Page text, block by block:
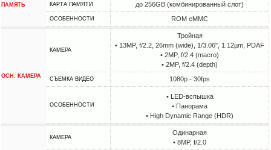
ПАМЯТЬ КАРТА ПАМЯТИ до 256GB (комбинированный слот)
ОСОБЕННОСТИ ROM eMMC
ОСН. КАМЕРА
КАМЕРА
Тройная
• 13MP, f/2.2, 26mm (wide), 1/3.06", 1.12µm, PDAF
• 2MP, f/2.4 (macro)
• 2MP, f/2.4 (depth)
СЪЕМКА ВИДЕО 1080p - 30fps
ОСОБЕННОСТИ
• LED-вспышка
• Панорама
• High Dynamic Range (HDR)
КАМЕРА
Одинарная
• 8MP, f/2.0